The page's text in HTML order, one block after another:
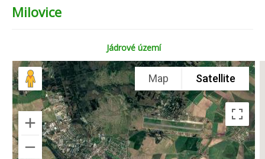
Milovice
Jádrové území
Map Satellite